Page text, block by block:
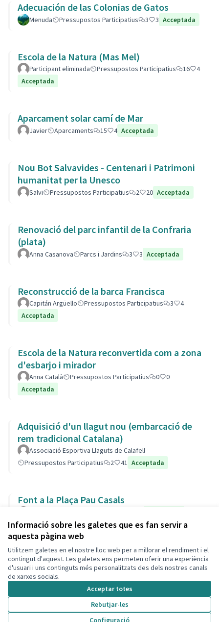
Informació sobre les galetes que es fan servir a
aquesta pàgina web
Utilitzem galetes en el nostre lloc web per a millorar el rendiment i el
contingut d'aquest. Les galetes ens permeten oferir una experiència
d'usuari i uns continguts més personalitzats des dels nostres canals
de xarxes socials.
Acceptar totes
Rebutjar-les
Configuració
Adecuación de las Colonias de Gatos
Menuda Pressupostos Participatius 3 3 Acceptada
Escola de la Natura (Mas Mel)
Participant eliminada Pressupostos Participatius 16
4
Acceptada
Aparcament solar camí de Mar
Javier Aparcaments 15 4 Acceptada
Nou Bot Salvavides - Centenari i Patrimoni
humanitat per la Unesco
Salvi Pressupostos Participatius 2 20 Acceptada
Renovació del parc infantil de la Confraria
(plata)
Anna Casanova Parcs i Jardins 3 3 Acceptada
Reconstrucció de la barca Francisca
Capitán Argüello Pressupostos Participatius 3
4
Acceptada
Escola de la Natura reconvertida com a zona
d'esbarjo i mirador
Anna Català Pressupostos Participatius 0
0
Acceptada
Adquisició d'un llagut nou (embarcació de
rem tradicional Catalana)
Associació Esportiva Llaguts de Calafell
Pressupostos Participatius
2 41 Acceptada
Font a la Plaça Pau Casals
Termes i condicions d'ús
Configuració de les galetes
Decidim Calafell a X
(Enllaç extern)
Decidim Calafell a Facebook
Decidim Calafell a YouTube
Decidim Calafell a GitHub
(Enllaç extern)
Amb
(Enllaç